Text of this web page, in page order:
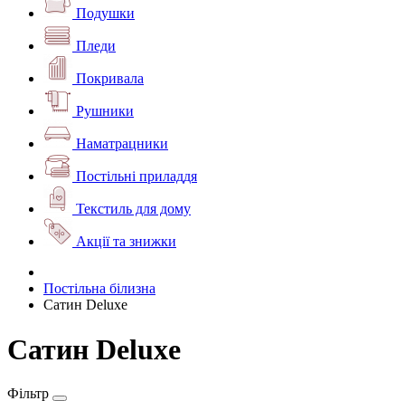
Подушки
Пледи
Покривала
Рушники
Наматрацники
Постільні приладдя
Текстиль для дому
Акції та знижки
Постільна білизна
Сатин Deluxe
Сатин Deluxe
Фільтр